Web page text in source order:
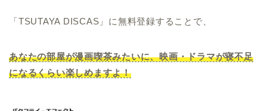
「TSUTAYA DISCAS」に無料登録することで、
あなたの部屋が漫画喫茶みたいに、映画・ドラマが寝不足
になるくらい楽しめますよ！